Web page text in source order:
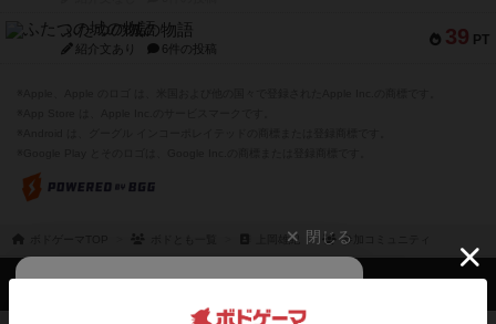
39 PT
ふたつの城の物語
紹介文あり 6件の投稿
上岡雄紀 参加コミュニティ
閉じる
て、
ボドゲーマTOP